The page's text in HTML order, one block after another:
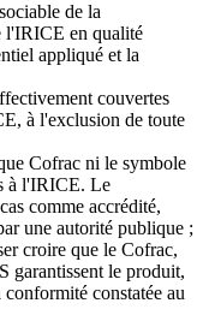
de la
l'IRICE en qualité
appliqué et la
couvertes
à l'exclusion de toute
Cofrac ni le symbole
à l'IRICE. Le
comme accrédité,
une autorité publique ;
croire que le Cofrac,
le produit,
constatée au